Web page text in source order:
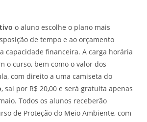
o aluno escolhe o plano mais
de tempo e ao orçamento
capacidade financeira. A carga horária
o curso, bem como o valor dos
com direito a uma camiseta do
, sai por R$ 20,00 e será gratuita apenas
Todos os alunos receberão
de Proteção do Meio Ambiente, com